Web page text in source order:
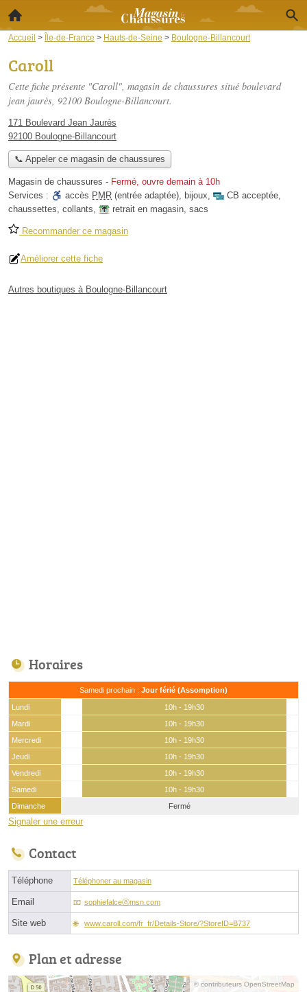
Accueil > Île-de-France > Hauts-de-Seine > Boulogne-Billancourt
Caroll
Cette fiche présente "Caroll", magasin de chaussures situé boulevard
jean jaurès, 92100 Boulogne-Billancourt.
171 Boulevard Jean Jaurès
92100 Boulogne-Billancourt
📞 Appeler ce magasin de chaussures
Magasin de chaussures - Fermé, ouvre demain à 10h
Services :
accès PMR (entrée adaptée), bijoux, CB acceptée,
chaussettes, collants, retrait en magasin, sacs
Recommander ce magasin
Améliorer cette fiche
Autres boutiques à Boulogne-Billancourt
Horaires
Samedi prochain : Jour férié (Assomption)
Lundi
10h - 19h30
Mardi
10h - 19h30
Mercredi
10h - 19h30
Jeudi
10h - 19h30
Vendredi
10h - 19h30
Samedi
10h - 19h30
Dimanche
Fermé
Signaler une erreur
Contact
Téléphone Téléphoner au magasin
Email sophiefalceⓐmsn.com
Site web www.caroll.com/fr_fr/Details-Store/?StoreID=B737
Plan et adresse
© contributeurs OpenStreetMap